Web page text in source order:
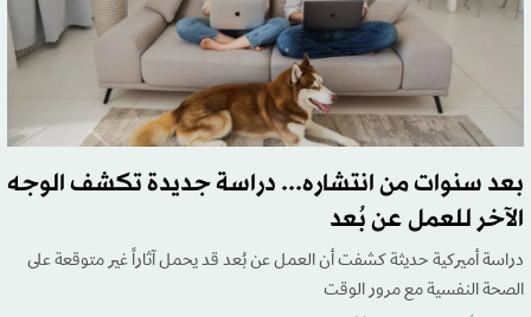
بعد سنوات من انتشاره... دراسة جديدة تكشف الوجه
الآخر للعمل عن بُعد
دراسة أميركية حديثة كشفت أن العمل عن بُعد قد يحمل آثاراً غير متوقعة على
الصحة النفسية مع مرور الوقت